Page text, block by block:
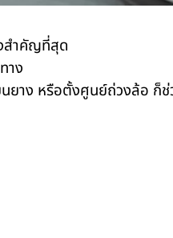
สำคัญที่สุด
าง
ยาง หรือตั้งศูนย์ถ่วงล้อ